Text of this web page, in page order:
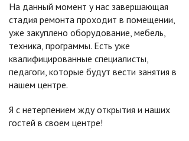
На данный момент у нас завершающая
стадия ремонта проходит в помещении,
уже закуплено оборудование, мебель,
техника, программы. Есть уже
квалифицированные специалисты,
педагоги, которые будут вести занятия в
нашем центре.
Я с нетерпением жду открытия и наших
гостей в своем центре!